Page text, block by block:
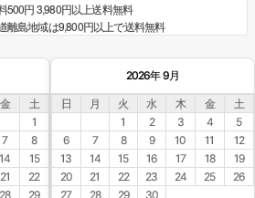
500円 3,980円以上送料無料
離島地域は9,800円以上で送料無料
金
土
1
7
8
14
15
21
22
28 29
2026年 9月
日 月 火 水 木 金
土
1
2 3 4
5
6
7 8 9 10 11
12
13
14 15 16 17 18
19
20
21 22 23 24 25
26
27
28 29 30